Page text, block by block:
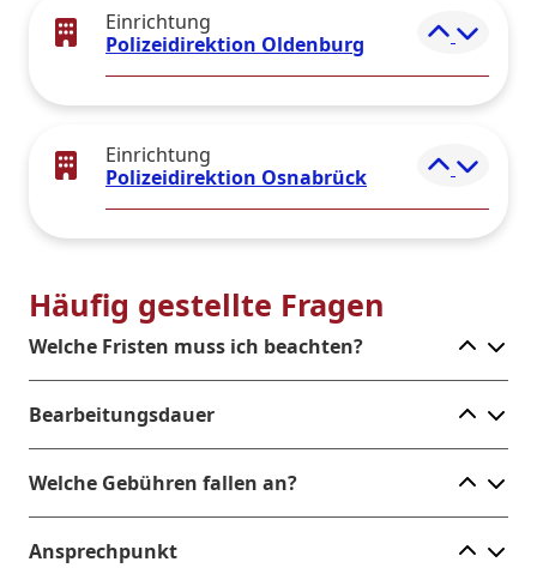
Einrichtung
Polizeidirektion Oldenburg
Einrichtung
Polizeidirektion Osnabrück
Häufig gestellte Fragen
Welche Fristen muss ich beachten?
Bearbeitungsdauer
Welche Gebühren fallen an?
Ansprechpunkt